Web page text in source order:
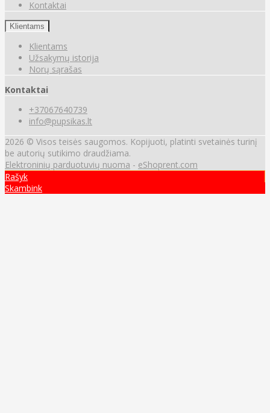
Kontaktai
Klientams
Klientams
Užsakymų istorija
Norų sąrašas
Kontaktai
+37067640739
info@pupsikas.lt
2026 © Visos teisės saugomos. Kopijuoti, platinti svetainės turinį
be autorių sutikimo draudžiama.
Elektroninių parduotuvių nuoma - eShoprent.com
Rašyk
Skambink